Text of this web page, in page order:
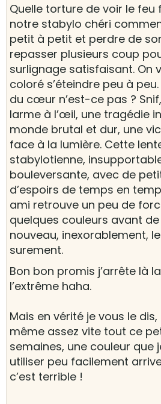
Quelle torture de voir le
notre stabylo chéri
petit à petit et perdre de
repasser plusieurs coup
surlignage satisfaisant. On
coloré s’éteindre peu à
du cœur n’est-ce pas ?
larme à l’œil, une tragédie
monde brutal et dur, une
face à la lumière. Cette
stabylotienne,
bouleversante, avec de
d’espoirs de temps en
ami retrouve un peu de
quelques couleurs avant
nouveau, inexorablement,
surement.
Bon bon promis j’arrête là
l’extrême haha.
Mais en vérité je vous le
même assez vite tout ce
semaines, une couleur que
utiliser peu facilement
c’est terrible !